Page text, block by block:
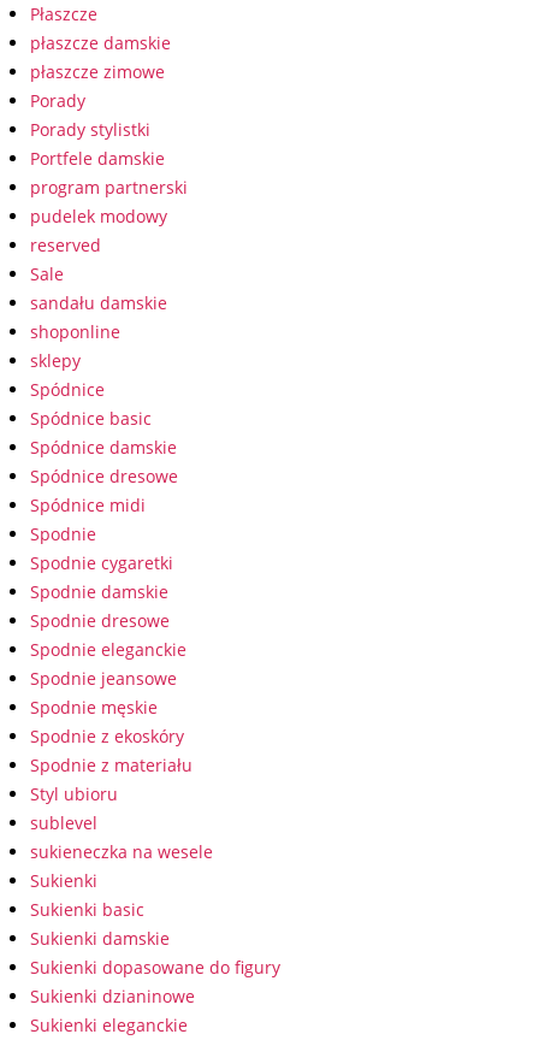
Płaszcze
płaszcze damskie
płaszcze zimowe
Porady
Porady stylistki
Portfele damskie
program partnerski
pudelek modowy
reserved
Sale
sandału damskie
shoponline
sklepy
Spódnice
Spódnice basic
Spódnice damskie
Spódnice dresowe
Spódnice midi
Spodnie
Spodnie cygaretki
Spodnie damskie
Spodnie dresowe
Spodnie eleganckie
Spodnie jeansowe
Spodnie męskie
Spodnie z ekoskóry
Spodnie z materiału
Styl ubioru
sublevel
sukieneczka na wesele
Sukienki
Sukienki basic
Sukienki damskie
Sukienki dopasowane do figury
Sukienki dzianinowe
Sukienki eleganckie